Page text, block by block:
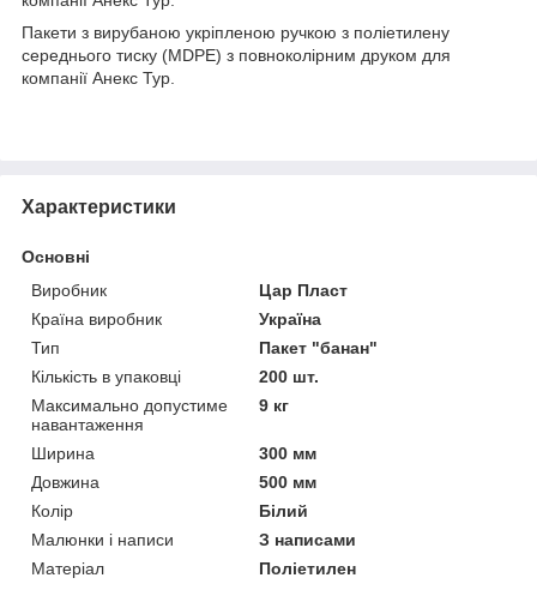
Пакети з вирубаною укріпленою ручкою з поліетилену
середнього тиску (MDPE) з повноколірним друком для
компанії Анекс Тур.
Характеристики
Основні
Виробник
Цар Пласт
Країна виробник
Україна
Тип
Пакет "банан"
Кількість в упаковці
200 шт.
Максимально допустиме
навантаження
9 кг
Ширина
300 мм
Довжина
500 мм
Колір
Білий
Малюнки і написи
З написами
Матеріал
Поліетилен